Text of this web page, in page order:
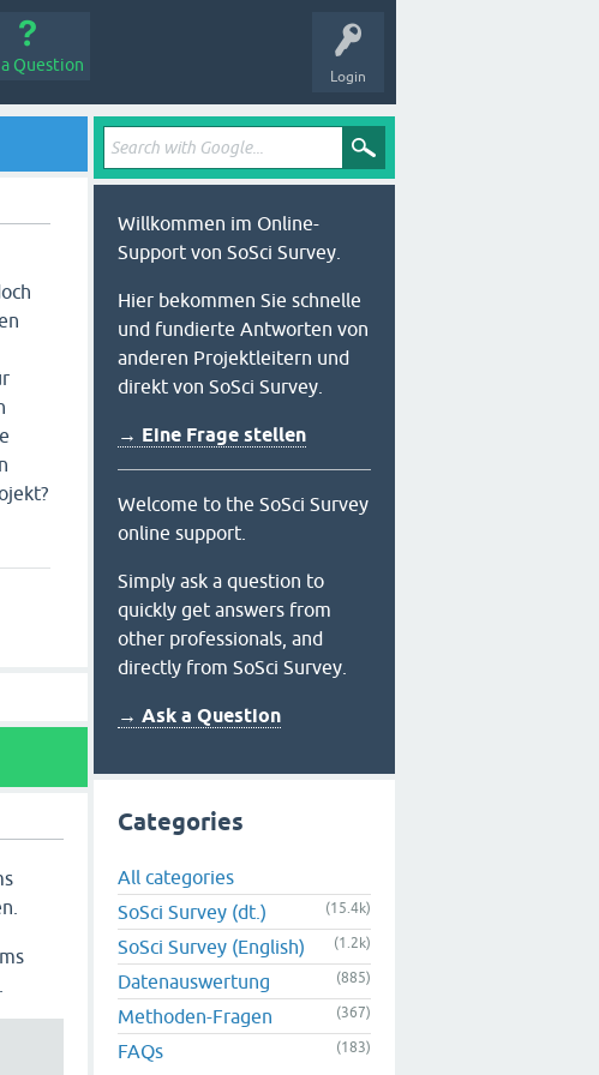
Login
Question
Willkommen im Online-
Support von SoSci Survey.
Hier bekommen Sie schnelle
und fundierte Antworten von
anderen Projektleitern und
direkt von SoSci Survey.
→ Eine Frage stellen
Welcome to the SoSci Survey
online support.
Simply ask a question to
quickly get answers from
other professionals, and
directly from SoSci Survey.
→ Ask a Question
Categories
All categories
SoSci Survey (dt.)
(15.4k)
SoSci Survey (English) (1.2k)
Datenauswertung (885)
Methoden-Fragen (367)
FAQs (183)